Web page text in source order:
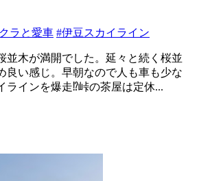
ラと愛車 #伊豆スカイライン
並木が満開でした。延々と続く桜並
良い感じ。早朝なので人も車も少な
ラインを爆走⁉️峠の茶屋は定休...